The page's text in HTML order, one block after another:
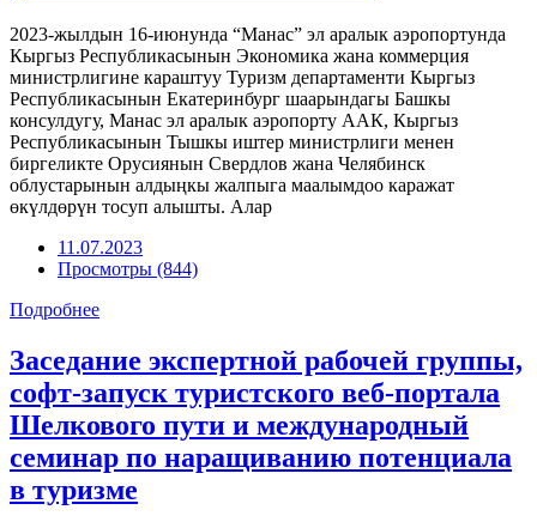
2023-жылдын 16-июнунда “Манас” эл аралык аэропортунда
Кыргыз Республикасынын Экономика жана коммерция
министрлигине караштуу Туризм департаменти Кыргыз
Республикасынын Екатеринбург шаарындагы Башкы
консулдугу, Манас эл аралык аэропорту ААК, Кыргыз
Республикасынын Тышкы иштер министрлиги менен
биргеликте Орусиянын Свердлов жана Челябинск
облустарынын алдыңкы жалпыга маалымдоо каражат
өкүлдөрүн тосуп алышты. Алар
11.07.2023
Просмотры (844)
Подробнее
Заседание экспертной рабочей группы,
софт-запуск туристского веб-портала
Шелкового пути и международный
семинар по наращиванию потенциала
в туризме